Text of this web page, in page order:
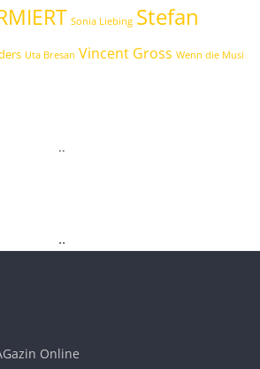
Sonia Liebing Stefan
Uta Bresan Vincent Gross Wenn die Musi
..
..
Online